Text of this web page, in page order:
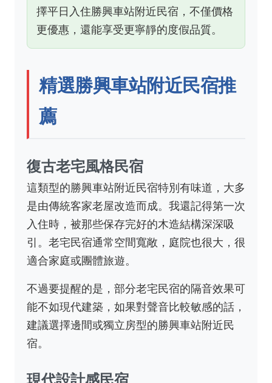
擇平日入住勝興車站附近民宿，不僅價格
更優惠，還能享受更寧靜的度假品質。
精選勝興車站附近民宿推
薦
復古老宅風格民宿
這類型的勝興車站附近民宿特別有味道，大多
是由傳統客家老屋改造而成。我還記得第一次
入住時，被那些保存完好的木造結構深深吸
引。老宅民宿通常空間寬敞，庭院也很大，很
適合家庭或團體旅遊。
不過要提醒的是，部分老宅民宿的隔音效果可
能不如現代建築，如果對聲音比較敏感的話，
建議選擇邊間或獨立房型的勝興車站附近民
宿。